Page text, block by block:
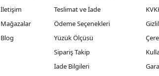
İletişim
Mağazalar
Blog
Teslimat ve İade
Ödeme Seçenekleri
Yüzük Ölçüsü
Sipariş Takip
İade Bilgileri